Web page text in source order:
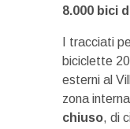
8.000 bici
I tracciati
biciclette
esterni al
zona
chiuso, di